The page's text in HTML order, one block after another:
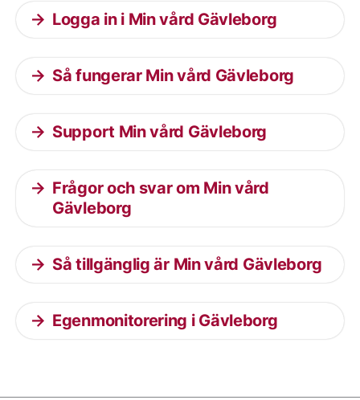
Aktuella artiklar
Logga in i Min vård Gävleborg
Så fungerar Min vård Gävleborg
Support Min vård Gävleborg
Frågor och svar om Min vård
Gävleborg
Så tillgänglig är Min vård Gävleborg
Egenmonitorering i Gävleborg